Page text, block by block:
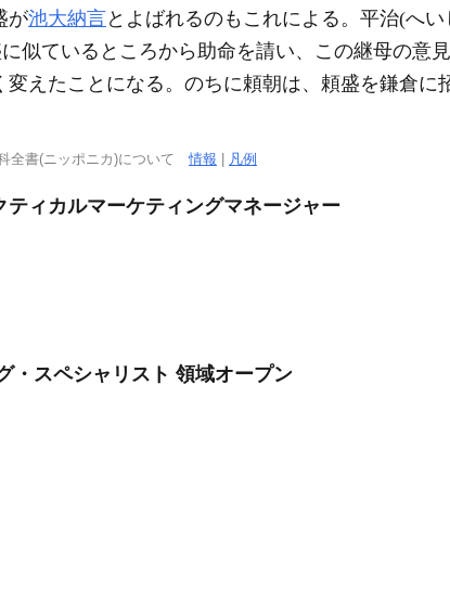
が池大納言とよばれるのもこれによる。平治(へ
似ているところから助命を請い、この継母の意
えたことになる。のちに頼朝は、頼盛を鎌倉に
全書(ニッポニカ)について情報 凡例
ティカルマーケティングマネージャー
・スペシャリスト 領域オープン